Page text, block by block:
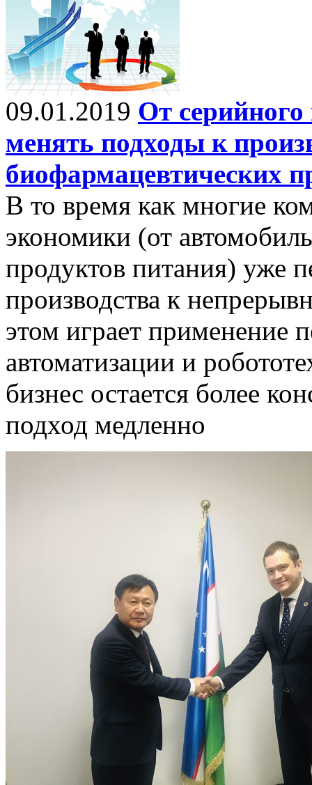
09.01.2019 От
менять подходы к
биофармацевтических
В то время как многие
экономики (от
продуктов питания) уже
производства к
этом играет применение
автоматизации и
бизнес остается более
подход медленно